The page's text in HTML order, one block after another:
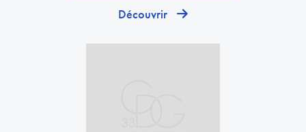
Découvrir